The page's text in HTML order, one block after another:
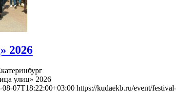
2026
улиц» 2026
08-07T18:22:00+03:00 https://kudaekb.ru/event/